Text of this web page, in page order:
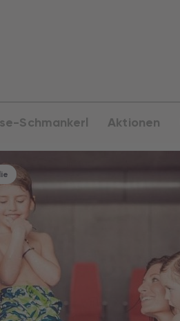
Schmankerl Aktionen